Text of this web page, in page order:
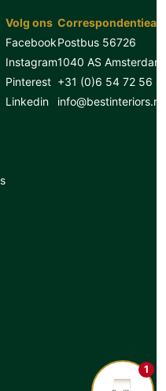
1
Volg ons
Facebook
Instagram
Pinterest
Linkedin
Postbus 56726
1040 AS Amsterdam
+31 (0)6 54 72 56
info@bestinteriors.nl